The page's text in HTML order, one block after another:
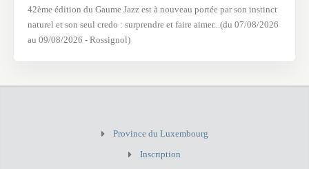
42ème édition du Gaume Jazz est à nouveau portée par son instinct
naturel et son seul credo : surprendre et faire aimer...(du 07/08/2026
au 09/08/2026 - Rossignol)
Province du Luxembourg
Inscription